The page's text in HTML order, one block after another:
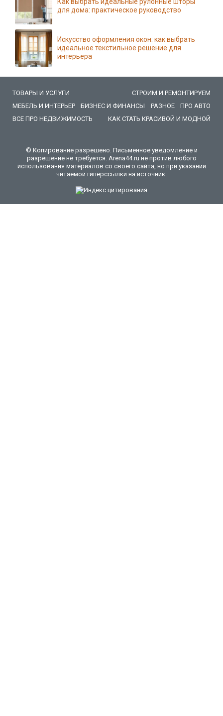
для дома: практическое руководство
Искусство оформления окон: как выбрать
идеальное текстильное решение для
интерьера
ТОВАРЫ И УСЛУГИ
СТРОИМ И РЕМОНТИРУЕМ
МЕБЕЛЬ И ИНТЕРЬЕР
БИЗНЕС И ФИНАНСЫ РАЗНОЕ
ПРО АВТО
ВСЕ ПРО НЕДВИЖИМОСТЬ
КАК СТАТЬ КРАСИВОЙ И МОДНОЙ
© Копирование разрешено. Письменное уведомление и
разрешение не требуется. Arena44.ru не против любого
использования материалов со своего сайта, но при указании
читаемой гиперссылки на источник.